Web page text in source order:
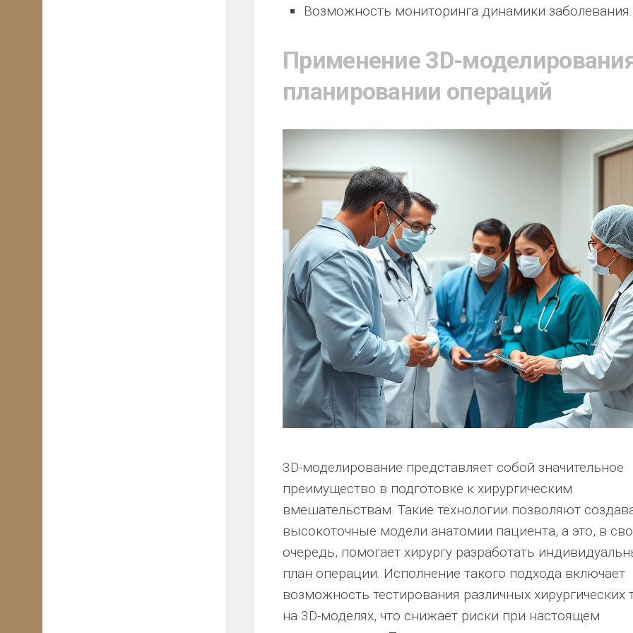
Возможность мониторинга динамики заболевания.
Применение 3D-
планировании операций
3D-моделирование представляет собой значительное
преимущество в подготовке к хирургическим
вмешательствам. Такие технологии позволяют
высокоточные модели анатомии пациента, а это, в
очередь, помогает хирургу разработать
план операции. Исполнение такого подхода включает
возможность тестирования различных хирургических
на 3D-моделях, что снижает риски при настоящем